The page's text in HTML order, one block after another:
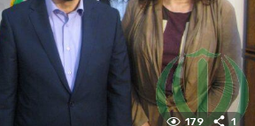
179 1